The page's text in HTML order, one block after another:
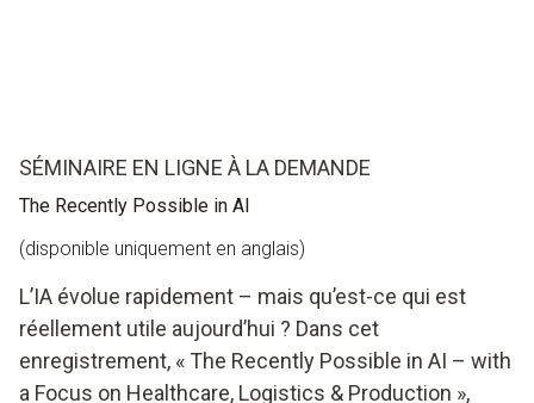
SÉMINAIRE EN LIGNE À LA DEMANDE
The Recently Possible in AI
(disponible uniquement en anglais)
L’IA évolue rapidement – mais qu’est-ce qui est
réellement utile aujourd’hui ? Dans cet
enregistrement, « The Recently Possible in AI – with
a Focus on Healthcare, Logistics & Production »,